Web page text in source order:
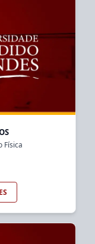
Física